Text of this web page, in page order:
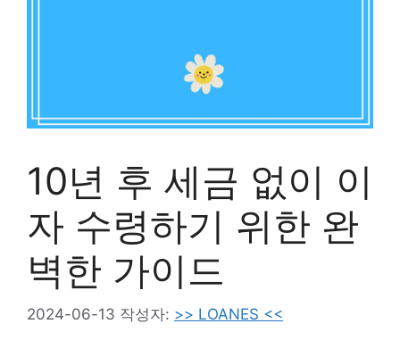
10년 후 세금 없이 이
자 수령하기 위한 완
벽한 가이드
2024-06-13 작성자: >> LOANES <<